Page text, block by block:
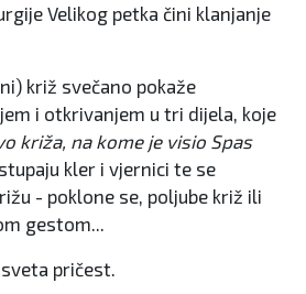
Velikog petka čini klanjanje
križ svečano pokaže
i otkrivanjem u tri dijela, koje
križa, na kome je visio Spas
kler i vjernici te se
- poklone se, poljube križ ili
gestom...
pričest.